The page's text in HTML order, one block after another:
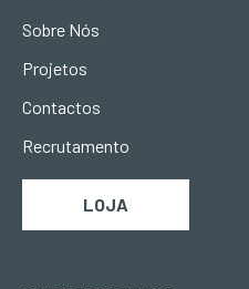
Sobre Nós
Projetos
Contactos
Recrutamento
LOJA